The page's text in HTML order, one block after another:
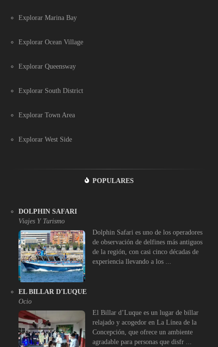
Explorar Marina Bay
Explorar Ocean Village
Explorar Queensway
Explorar South District
Explorar Town Area
Explorar West Side
POPULARES
DOLPHIN SAFARI
Viajes Y Turismo
Dolphin Safari es uno de los operadores
de observación de delfines más antiguos
de la región, con casi cinco décadas de
experiencia llevando a los ...
EL BILLAR D'LUQUE
Ocio
El Billar d’Luque es un lugar de billar
relajado y acogedor en La Línea de la
Concepción, que ofrece un ambiente
agradable para personas que disfr ...